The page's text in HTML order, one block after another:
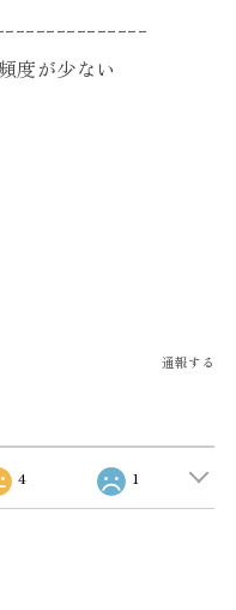
ｰｰｰｰｰｰｰｰｰｰｰｰｰ
度が少ない
通報する
4 1